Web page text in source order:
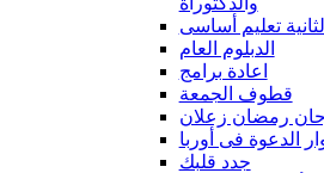
تعليم أساسى
الدبلوم العام
اعادة برامج
قطوف الجمعة
رمضان زعلان
الدعوة فى أوربا
جدد قلبك